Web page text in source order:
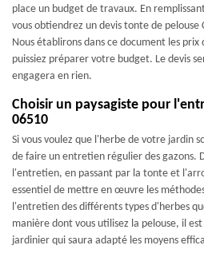
place un budget de travaux. En
vous obtiendrez un devis tonte de pelouse
Nous établirons dans ce document les
puissiez préparer votre budget. Le devis
engagera en rien.
Choisir un paysagiste pour
06510
Si vous voulez que l'herbe de votre jardin
de faire un entretien régulier des gazons.
l'entretien, en passant par la tonte et
essentiel de mettre en œuvre les
l'entretien des différents types d'herbes
manière dont vous utilisez la pelouse, il
jardinier qui saura adapté les moyens